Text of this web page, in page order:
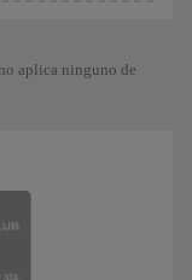
aplica ninguno de